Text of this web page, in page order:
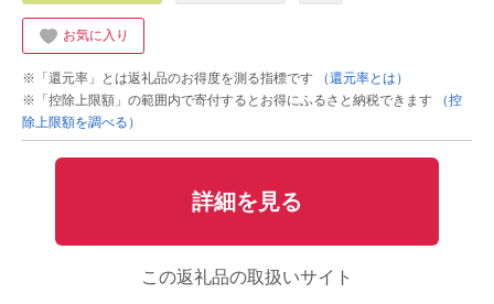
お気に入り
※「還元率」とは返礼品のお得度を測る指標です
（還元率とは）
※「控除上限額」の範囲内で寄付するとお得にふるさと納税できます
（控
除上限額を調べる）
詳細を見る
この返礼品の取扱いサイト